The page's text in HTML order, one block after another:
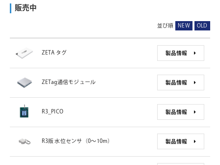
販売中
並び順 NEW OLD
ZETA タグ 製品情報
ZETag通信モジュール 製品情報
R3_PICO 製品情報
R3版 水位センサ（0〜10m） 製品情報